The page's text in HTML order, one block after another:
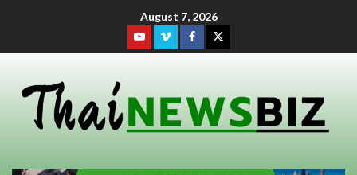
August 7, 2026